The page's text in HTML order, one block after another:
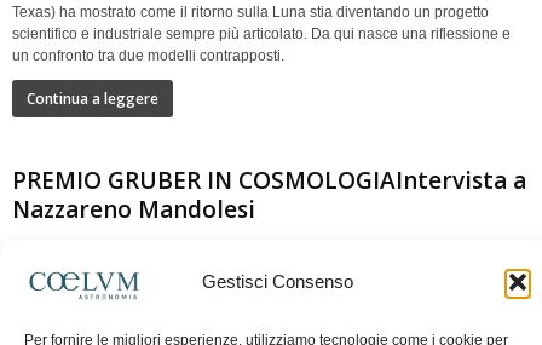
Gestisci Consenso
Per fornire le migliori esperienze, utilizziamo tecnologie come i cookie per
Texas) ha mostrato come il ritorno sulla Luna stia diventando un progetto
scientifico e industriale sempre più articolato. Da qui nasce una riflessione e
un confronto tra due modelli contrapposti.
Continua a leggere
PREMIO GRUBER IN COSMOLOGIAIntervista a
Nazzareno Mandolesi